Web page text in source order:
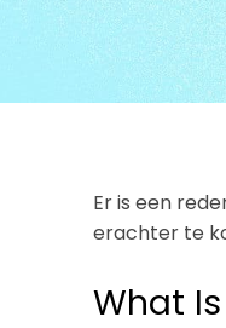
Er is een
erachter te
What